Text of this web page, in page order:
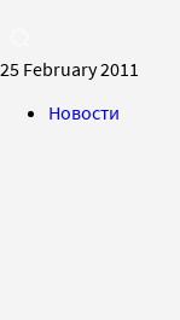
25 February 2011
Новости